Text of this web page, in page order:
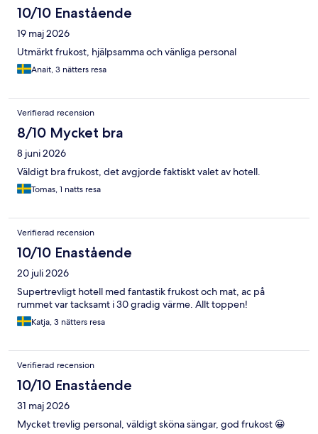
10/10 Enastående
19 maj 2026
Utmärkt frukost, hjälpsamma och vänliga personal
Anait, 3 nätters resa
Verifierad recension
8/10 Mycket bra
8 juni 2026
Väldigt bra frukost, det avgjorde faktiskt valet av hotell.
Tomas, 1 natts resa
Verifierad recension
10/10 Enastående
20 juli 2026
Supertrevligt hotell med fantastik frukost och mat, ac på
rummet var tacksamt i 30 gradig värme. Allt toppen!
Katja, 3 nätters resa
Verifierad recension
10/10 Enastående
31 maj 2026
Mycket trevlig personal, väldigt sköna sängar, god frukost 😀